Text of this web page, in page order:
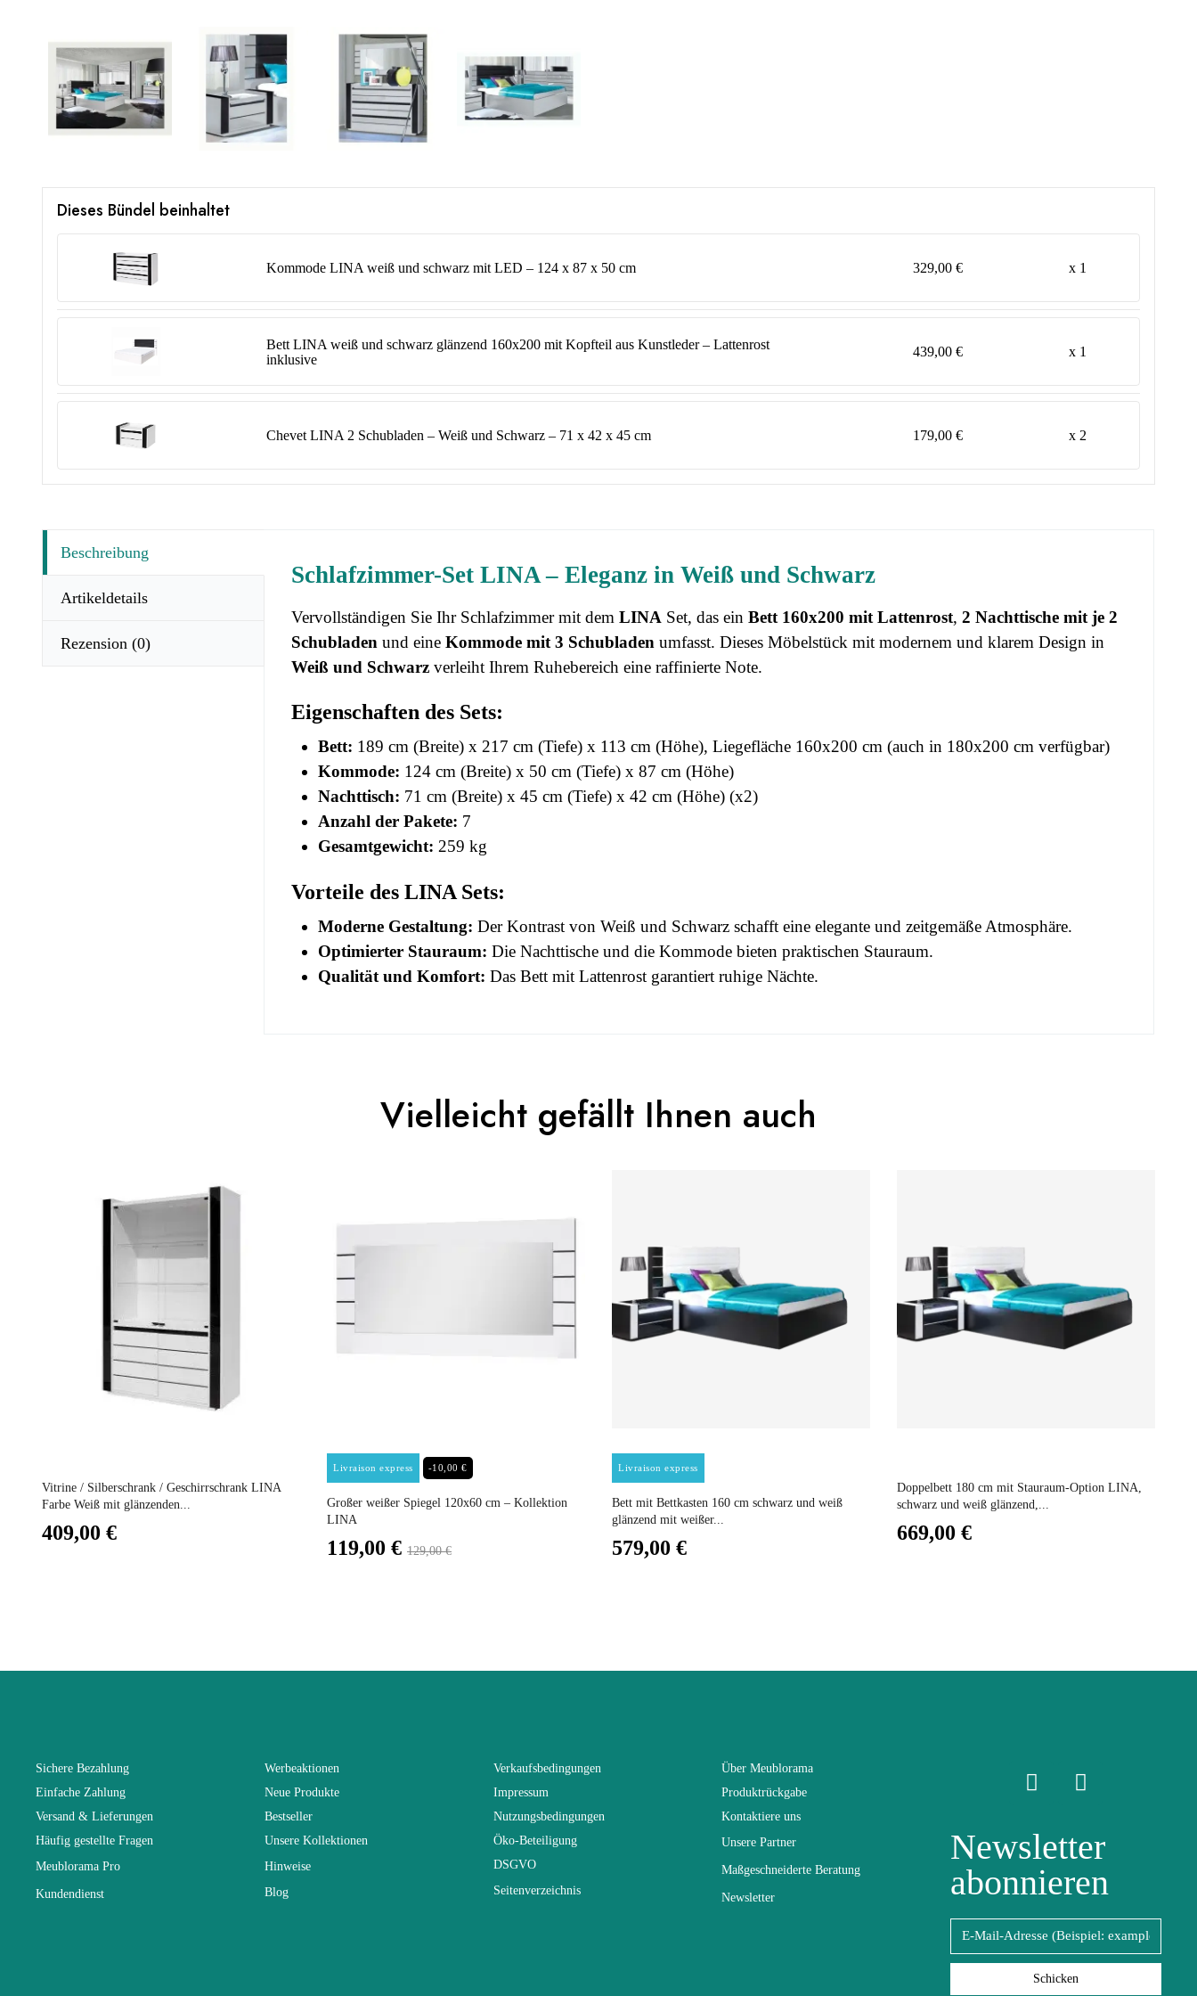
Dieses Bündel beinhaltet
Kommode LINA weiß und schwarz mit LED – 124 x 87 x 50 cm 329,00 € x 1
Bett LINA weiß und schwarz glänzend 160x200 mit Kopfteil aus Kunstleder – Lattenrost
inklusive
439,00 € x 1
Chevet LINA 2 Schubladen – Weiß und Schwarz – 71 x 42 x 45 cm 179,00 € x 2
Beschreibung
Artikeldetails
Rezension (0)
Schlafzimmer-Set LINA – Eleganz in Weiß und Schwarz
Vervollständigen Sie Ihr Schlafzimmer mit dem LINA Set, das ein Bett 160x200 mit Lattenrost, 2 Nachttische mit je 2
Schubladen und eine Kommode mit 3 Schubladen umfasst. Dieses Möbelstück mit modernem und klarem Design in
Weiß und Schwarz verleiht Ihrem Ruhebereich eine raffinierte Note.
Eigenschaften des Sets:
Bett: 189 cm (Breite) x 217 cm (Tiefe) x 113 cm (Höhe), Liegefläche 160x200 cm (auch in 180x200 cm verfügbar)
Kommode: 124 cm (Breite) x 50 cm (Tiefe) x 87 cm (Höhe)
Nachttisch: 71 cm (Breite) x 45 cm (Tiefe) x 42 cm (Höhe) (x2)
Anzahl der Pakete: 7
Gesamtgewicht: 259 kg
Vorteile des LINA Sets:
Moderne Gestaltung: Der Kontrast von Weiß und Schwarz schafft eine elegante und zeitgemäße Atmosphäre.
Optimierter Stauraum: Die Nachttische und die Kommode bieten praktischen Stauraum.
Qualität und Komfort: Das Bett mit Lattenrost garantiert ruhige Nächte.
Erwachsener
0
217x113x189
Vorstellungsgespräch Leicht zu pflegen mit einem feuchten Mikrofasertuch
Tiefe
Nicht hochklappbar
Erstklassige Span- und MDF-Platten
You Must Login To Review
Vielleicht gefällt Ihnen auch
Vitrine / Silberschrank / Geschirrschrank LINA
Farbe Weiß mit glänzenden...
409,00 €
Livraison express -10,00 €
Preis
Großer weißer Spiegel 120x60 cm – Kollektion
LINA
119,00 € 129,00 €
Livraison express
Preis
Bett mit Bettkasten 160 cm schwarz und weiß
glänzend mit weißer...
579,00 €
Doppelbett 180 cm mit Stauraum-Option LINA,
schwarz und weiß glänzend,...
669,00 €
Sichere Bezahlung
Einfache Zahlung
Versand & Lieferungen
Häufig gestellte Fragen
Meublorama Pro
Kundendienst
Werbeaktionen
Neue Produkte
Bestseller
Unsere Kollektionen
Hinweise
Blog
Verkaufsbedingungen
Impressum
Nutzungsbedingungen
Öko-Beteiligung
DSGVO
Seitenverzeichnis
Über Meublorama
Produktrückgabe
Kontaktiere uns
Unsere Partner
Maßgeschneiderte Beratung
Newsletter
Newsletter
abonnieren
Schicken